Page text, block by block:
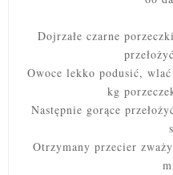
Dojrzałe czarne
Owoce lekko podusić,
kg
Następnie gorące
Otrzymany przecier